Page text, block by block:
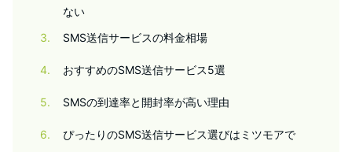
ない
3
SMS送信サービスの料金相場
4 おすすめのSMS送信サービス5選
5 SMSの到達率と開封率が高い理由
6 ぴったりのSMS送信サービス選びはミツモアで